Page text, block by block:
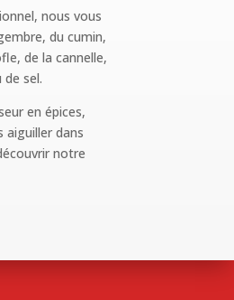
nous vous
du cumin,
de la cannelle,
sel.
en épices,
aiguiller dans
notre